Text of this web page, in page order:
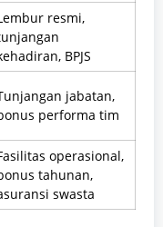
resmi,
BPJS
jabatan,
performa tim
operasional,
tahunan,
swasta